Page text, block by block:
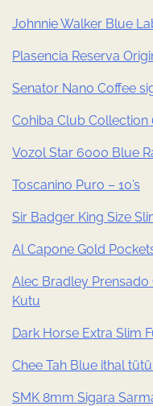
Johnnie Walker Blue
Plasencia Reserva
Senator Nano Coffee
Cohiba Club Collection
Vozol Star 6000 Blue
Toscanino Puro – 10’s
Sir Badger King Size
Al Capone Gold
Alec Bradley Prensado
Kutu
Dark Horse Extra Slim
Chee Tah Blue ithal
SMK 8mm Sigara